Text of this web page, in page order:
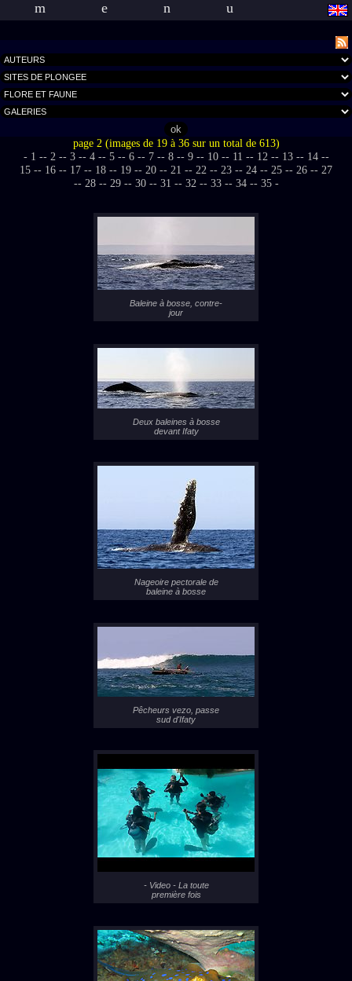
menu
page 2 (images de 19 à 36 sur un total de 613)
- 1 -- 2 -- 3 -- 4 -- 5 -- 6 -- 7 -- 8 -- 9 -- 10 -- 11 -- 12 -- 13 -- 14 --
15 -- 16 -- 17 -- 18 -- 19 -- 20 -- 21 -- 22 -- 23 -- 24 -- 25 -- 26 -- 27
-- 28 -- 29 -- 30 -- 31 -- 32 -- 33 -- 34 -- 35 -
Baleine à bosse, contre-
jour
Deux baleines à bosse
devant Ifaty
Nageoire pectorale de
baleine à bosse
Pêcheurs vezo, passe
sud d'Ifaty
- Video - La toute
première fois